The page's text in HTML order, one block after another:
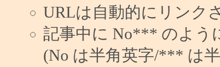
URLは自動的にリンク
記事中に No*** のよう
(No は半角英字/*** は